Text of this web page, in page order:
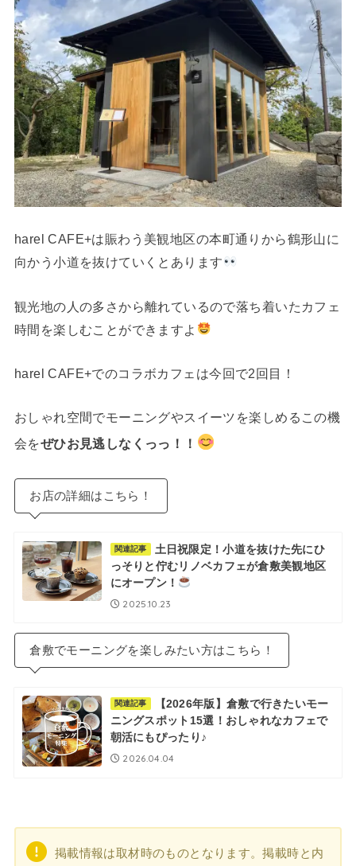
harel CAFE+は賑わう美観地区の本町通りから鶴形山に
向かう小道を抜けていくとあります
観光地の人の多さから離れているので落ち着いたカフェ
時間を楽しむことができますよ
harel CAFE+でのコラボカフェは今回で2回目！
おしゃれ空間でモーニングやスイーツを楽しめるこの機
会をぜひお見逃しなくっっ！！
お店の詳細はこちら！
関連記事
土日祝限定！小道を抜けた先にひ
っそりと佇むリノベカフェが倉敷美観地区
にオープン！
2025.10.23
倉敷でモーニングを楽しみたい方はこちら！
関連記事
【2026年版】倉敷で行きたいモー
ニングスポット15選！おしゃれなカフェで
朝活にもぴったり♪
2026.04.04
掲載情報は取材時のものとなります。掲載時と内